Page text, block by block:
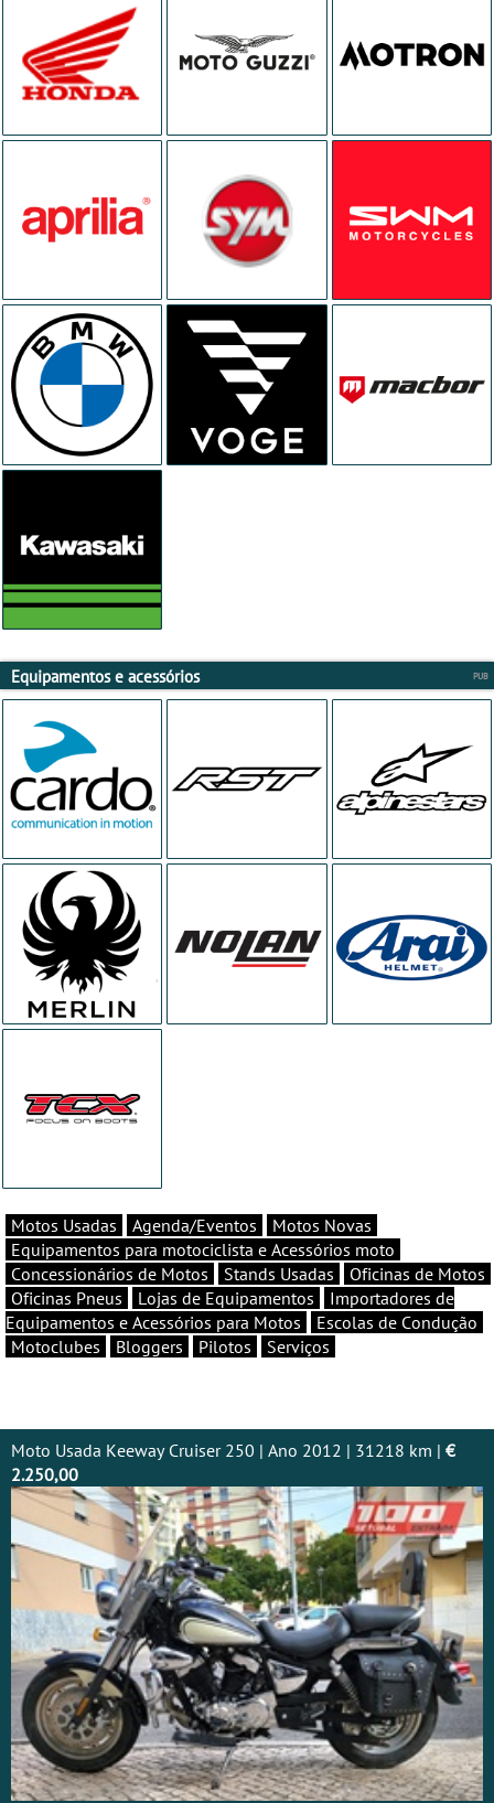
Equipamentos e acessórios
Motos Usadas Agenda/Eventos
Motos Novas
Equipamentos para motociclista e Acessórios moto
Concessionários de Motos
Stands Usadas
Oficinas de Motos
Oficinas Pneus
Lojas de Equipamentos
Importadores de
Equipamentos e Acessórios para Motos
Escolas de Condução
Motoclubes
Bloggers Pilotos Serviços
Moto Usada Keeway Cruiser 250 | Ano 2012 | 31218 km | €
2.250,00